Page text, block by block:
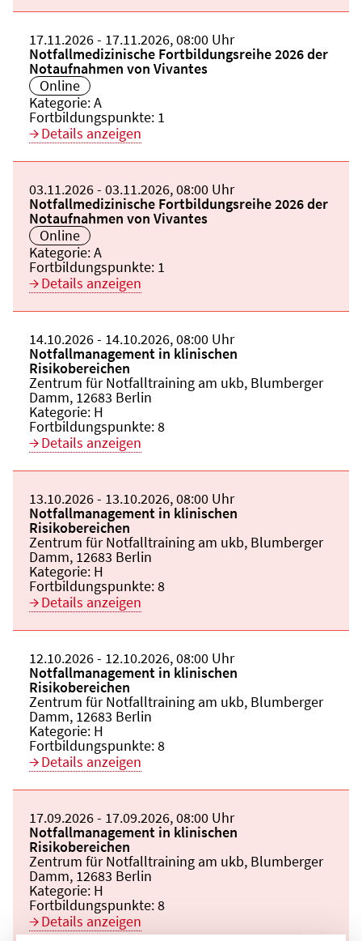
Beginn:
17.11.2026Ende und Anfangszeit:
- 17.11.2026,08:00 Uhr
Veranstaltungstitel:
Notfallmedizinische Fortbildungsreihe 2026 der
Notaufnahmen von Vivantes
Veranstaltungsort:
Online
Kategorie:A
Fortbildungspunkte: 1
Details anzeigen
Beginn:
03.11.2026Ende und Anfangszeit:
- 03.11.2026,08:00 Uhr
Veranstaltungstitel:
Notfallmedizinische Fortbildungsreihe 2026 der
Notaufnahmen von Vivantes
Veranstaltungsort:
Online
Kategorie:A
Fortbildungspunkte: 1
Details anzeigen
Beginn:
14.10.2026Ende und Anfangszeit:
- 14.10.2026,08:00 Uhr
Veranstaltungstitel:
Notfallmanagement in klinischen
Risikobereichen
Veranstaltungsort:
Zentrum für Notfalltraining am ukb, Blumberger
Damm, 12683 Berlin
Kategorie: H
Fortbildungspunkte:8
Details anzeigen
Beginn:
13.10.2026Ende und Anfangszeit:
- 13.10.2026,08:00 Uhr
Veranstaltungstitel:
Notfallmanagement in klinischen
Risikobereichen
Veranstaltungsort:
Zentrum für Notfalltraining am ukb, Blumberger
Damm, 12683 Berlin
Kategorie: H
Fortbildungspunkte:8
Details anzeigen
Beginn:
12.10.2026Ende und Anfangszeit:
- 12.10.2026,08:00 Uhr
Veranstaltungstitel:
Notfallmanagement in klinischen
Risikobereichen
Veranstaltungsort:
Zentrum für Notfalltraining am ukb, Blumberger
Damm, 12683 Berlin
Kategorie: H
Fortbildungspunkte:8
Details anzeigen
Beginn:
17.09.2026Ende und Anfangszeit:
- 17.09.2026,08:00 Uhr
Veranstaltungstitel:
Notfallmanagement in klinischen
Risikobereichen
Veranstaltungsort:
Zentrum für Notfalltraining am ukb, Blumberger
Damm, 12683 Berlin
Kategorie: H
Fortbildungspunkte:8
Details anzeigen